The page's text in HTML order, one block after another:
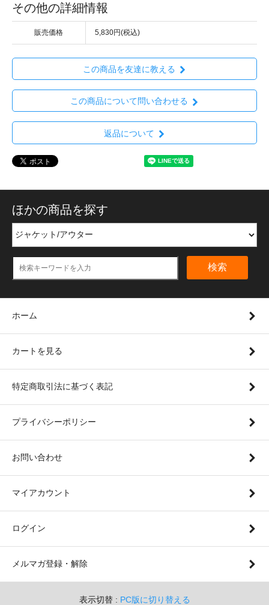
その他の詳細情報
販売価格 5,830円(税込)
この商品を友達に教える
この商品について問い合わせる
返品について
ほかの商品を探す
検索
ホーム
カートを見る
特定商取引法に基づく表記
プライバシーポリシー
お問い合わせ
マイアカウント
ログイン
メルマガ登録・解除
表示切替 : PC版に切り替える